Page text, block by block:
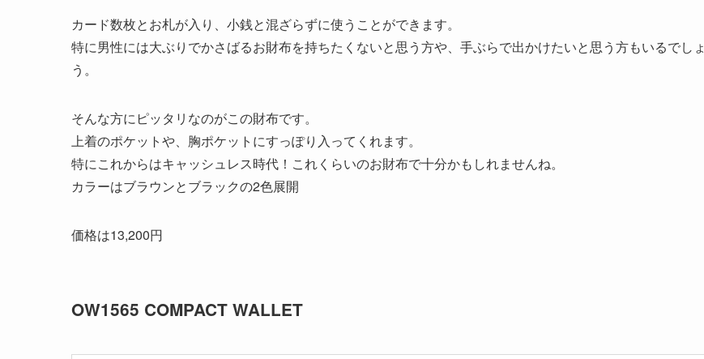
カード数枚とお札が入り、小銭と混ざらずに使うことができます。
特に男性には大ぶりでかさばるお財布を持ちたくないと思う方や、手ぶらで出かけたいと思う方もいるでしょ
う。
そんな方にピッタリなのがこの財布です。
上着のポケットや、胸ポケットにすっぽり入ってくれます。
特にこれからはキャッシュレス時代！これくらいのお財布で十分かもしれませんね。
カラーはブラウンとブラックの2色展開
価格は13,200円
OW1565 COMPACT WALLET